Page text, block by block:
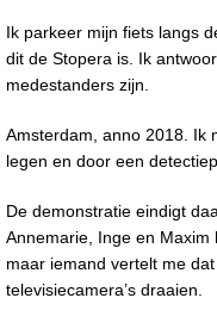
Ik parkeer mijn fiets langs
dit de Stopera is. Ik
medestanders zijn.
Amsterdam, anno 2018. Ik
legen en door een
De demonstratie eindigt
Annemarie, Inge en Maxim
maar iemand vertelt me
televisiecamera’s draaien.